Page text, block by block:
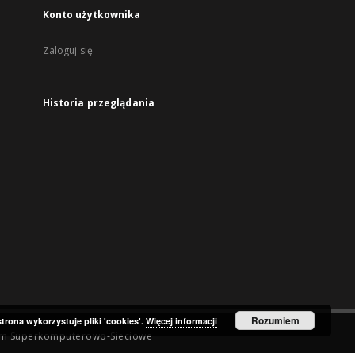
Konto użytkownika
Zaloguj się
Historia przeglądania
Superkomputerowo-Sieciowe
wykorzystuje pliki 'cookies'.Więcej informacji Rozumiem